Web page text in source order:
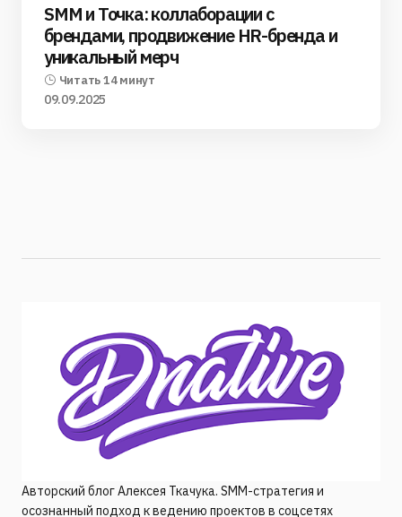
SMM и Точка: коллаборации с
брендами, продвижение HR-бренда и
уникальный мерч
Читать 14 минут
09.09.2025
Авторский блог Алексея Ткачука. SMM-стратегия и
осознанный подход к ведению проектов в соцсетях